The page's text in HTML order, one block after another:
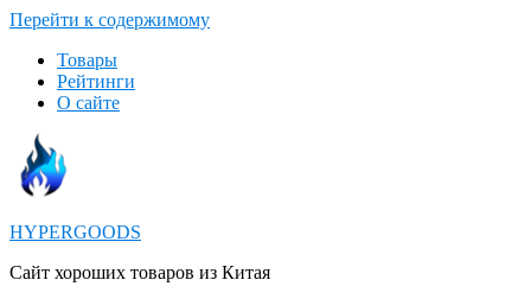
Перейти к содержимому
Товары
Рейтинги
О сайте
HYPERGOODS
Cайт хороших товаров из Китая